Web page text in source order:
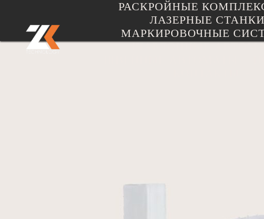
РАСКРОЙНЫЕ
ЛАЗЕРНЫЕ СТАНКИ
МАРКИРОВОЧНЫЕ
ШАБЛОННЫЕ